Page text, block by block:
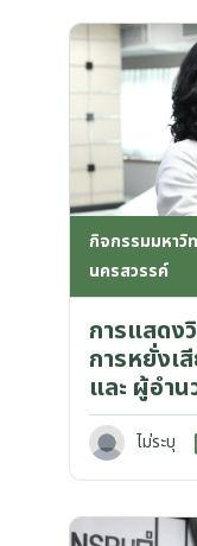
กิจกรรมมหาวิ
นครสวรรค์
การแสดง
การหยั่งเ
และ ผู้อำน
ไม่ระบุ